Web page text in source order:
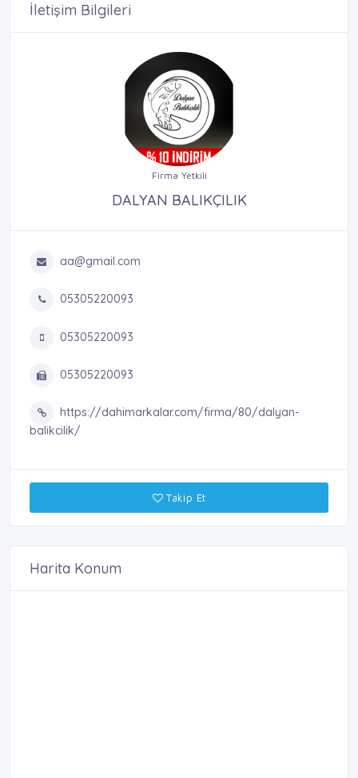
İletişim Bilgileri
Firma Yetkili
DALYAN BALIKÇILIK
aa@gmail.com
05305220093
05305220093
05305220093
https://dahimarkalar.com/firma/80/dalyan-
balikcilik/
Takip Et
Harita Konum